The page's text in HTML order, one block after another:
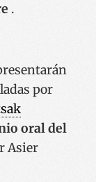
.
por
oral del
Asier